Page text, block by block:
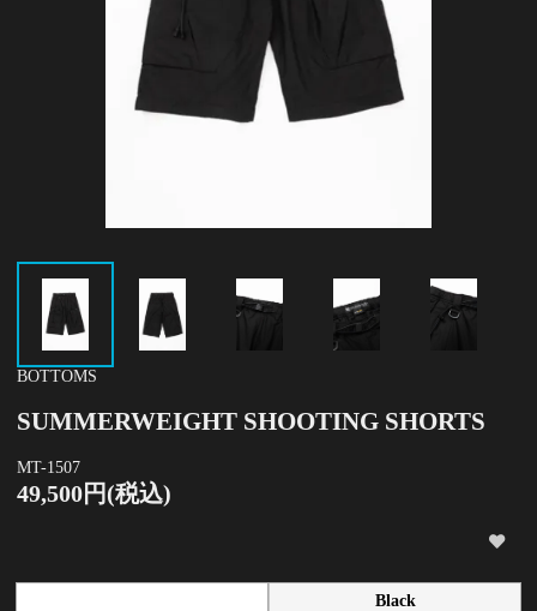
BOTTOMS
SUMMERWEIGHT SHOOTING SHORTS
MT-1507
49,500円(税込)
Black